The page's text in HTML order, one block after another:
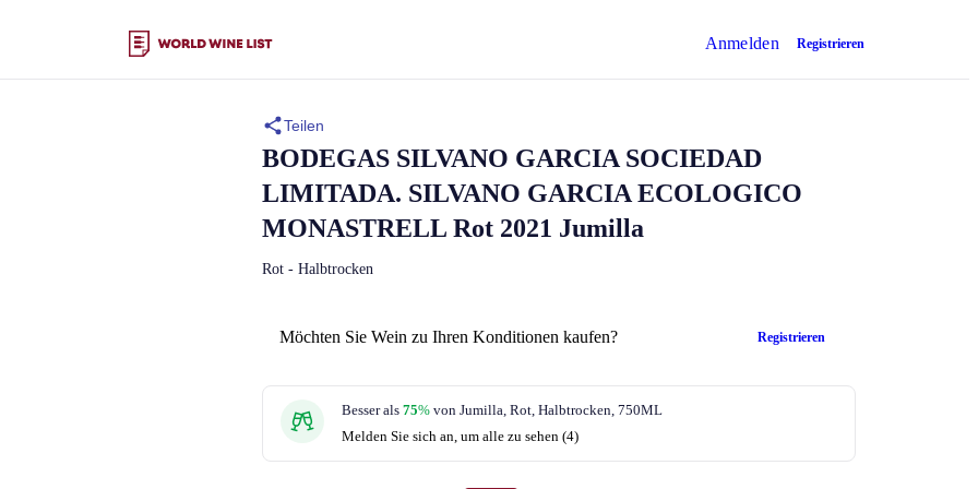
Anmelden Registrieren
Möchten Sie Wein zu Ihren Konditionen kaufen? Registrieren
Besser als 75% von Jumilla, Rot, Halbtrocken, 750ML
Melden Sie sich an, um alle zu sehen (4)
Teilen
BODEGAS SILVANO GARCIA SOCIEDAD
LIMITADA. SILVANO GARCIA ECOLOGICO
MONASTRELL Rot 2021 Jumilla
Rot - Halbtrocken